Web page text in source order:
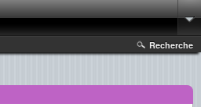
Recherche